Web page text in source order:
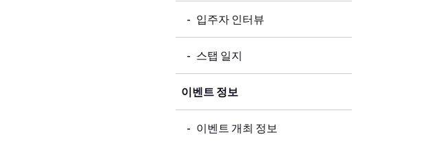
입주자 인터뷰
스탭 일지
이벤트 정보
이벤트 개최 정보